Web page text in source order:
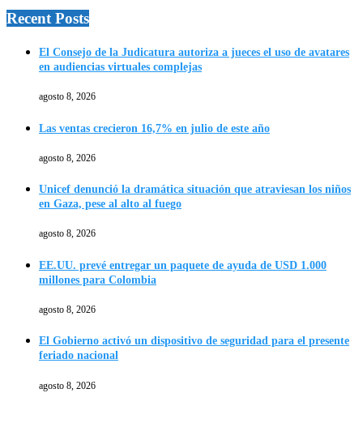
Recent Posts
El Consejo de la Judicatura autoriza a jueces el uso de avatares
en audiencias virtuales complejas
agosto 8, 2026
Las ventas crecieron 16,7% en julio de este año
agosto 8, 2026
Unicef denunció la dramática situación que atraviesan los niños
en Gaza, pese al alto al fuego
agosto 8, 2026
EE.UU. prevé entregar un paquete de ayuda de USD 1.000
millones para Colombia
agosto 8, 2026
El Gobierno activó un dispositivo de seguridad para el presente
feriado nacional
agosto 8, 2026